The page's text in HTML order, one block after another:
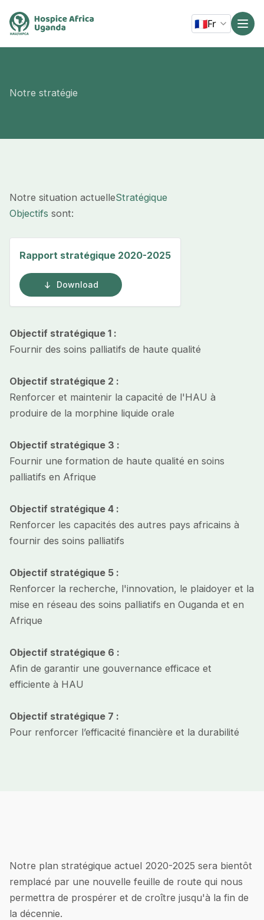
🇫🇷Fr
Notre stratégie
Notre situation actuelleStratégique
Objectifs sont:
Rapport stratégique 2020-2025
Download
Objectif stratégique 1 :
Fournir des soins palliatifs de haute qualité
Objectif stratégique 2 :
Renforcer et maintenir la capacité de l'HAU à
produire de la morphine liquide orale
Objectif stratégique 3 :
Fournir une formation de haute qualité en soins
palliatifs en Afrique
Objectif stratégique 4 :
Renforcer les capacités des autres pays africains à
fournir des soins palliatifs
Objectif stratégique 5 :
Renforcer la recherche, l'innovation, le plaidoyer et la
mise en réseau des soins palliatifs en Ouganda et en
Afrique
Objectif stratégique 6 :
Afin de garantir une gouvernance efficace et
efficiente à HAU
Objectif stratégique 7 :
Pour renforcer l’efficacité financière et la durabilité
Notre plan stratégique actuel 2020-2025 sera bientôt
remplacé par une nouvelle feuille de route qui nous
permettra de prospérer et de croître jusqu'à la fin de
la décennie.